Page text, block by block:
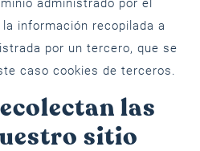
administrado por el
información recopilada a
por un tercero, que se
caso cookies de terceros.
las
sitio